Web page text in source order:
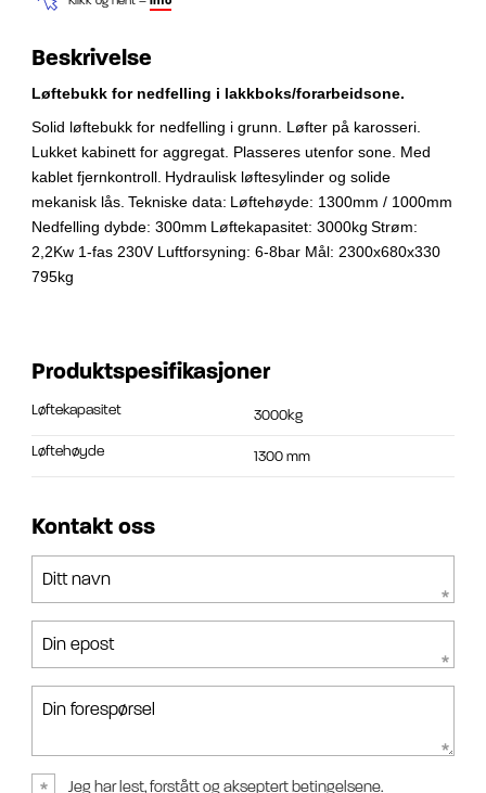
Beskrivelse
Løftebukk for nedfelling i lakkboks/forarbeidsone.
Solid løftebukk for nedfelling i grunn. Løfter på karosseri.
Lukket kabinett for aggregat. Plasseres utenfor sone. Med
kablet fjernkontroll. Hydraulisk løftesylinder og solide
mekanisk lås. Tekniske data: Løftehøyde: 1300mm / 1000mm
Nedfelling dybde: 300mm Løftekapasitet: 3000kg Strøm:
2,2Kw 1-fas 230V Luftforsyning: 6-8bar Mål: 2300x680x330
795kg
Produktspesifikasjoner
Løftekapasitet
3000kg
Løftehøyde
1300 mm
Kontakt oss
Ditt navn
Din epost
Din forespørsel
Jeg har lest, forstått og akseptert betingelsene.